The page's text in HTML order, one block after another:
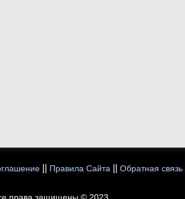
Правила Сайта Обратная связь